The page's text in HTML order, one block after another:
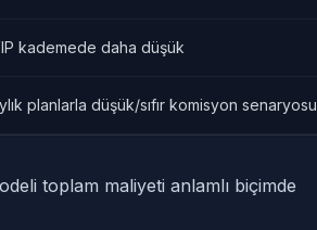
kademede daha düşük
planlarla düşük/sıfır komisyon senaryosu
toplam maliyeti anlamlı biçimde